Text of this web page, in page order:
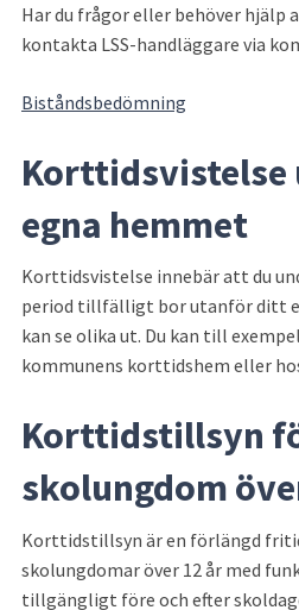
Har du frågor eller behöver
kontakta LSS-handläggare via
Biståndsbedömning
egna hemmet
Korttidsvistelse innebär att du
period tillfälligt bor utanför ditt
kan se olika ut. Du kan till
kommunens korttidshem eller
Korttidstillsyn
skolungdom
Korttidstillsyn är en förlängd
skolungdomar över 12 år med
tillgängligt före och efter